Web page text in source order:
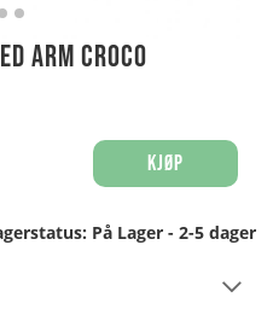
arm Croco
Kjøp
På Lager - 2-5 dager